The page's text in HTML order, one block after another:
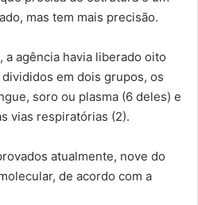
mas tem mais precisão.
a agência havia liberado oito
em dois grupos, os
soro ou plasma (6 deles) e
vias respiratórias (2).
atualmente, nove do
de acordo com a